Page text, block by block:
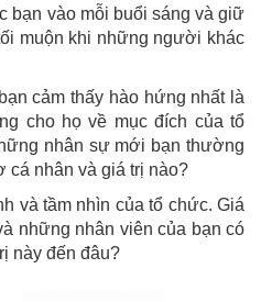
bạn vào mỗi buổi sáng và giữ
muộn khi những người khác
cảm thấy hào hứng nhất là
cho họ về mục đích của tổ
nhân sự mới bạn thường
cá nhân và giá trị nào?
và tầm nhìn của tổ chức. Giá
những nhân viên của bạn có
này đến đâu?